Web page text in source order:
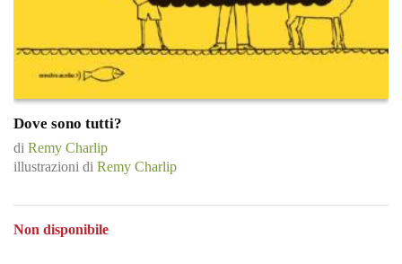
Dove sono tutti?
di Remy Charlip
illustrazioni di Remy Charlip
Non disponibile